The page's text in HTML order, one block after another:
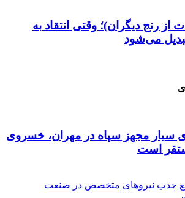
از رنج دیگران)؛ وقتی انتقاد به
می‌شود
سیار مجهز سپاه در مهران، خسروی
است